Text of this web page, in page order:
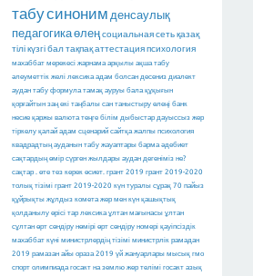
табусиноним денсаулық
педагогикаөлеңсоциальная сетьқазақ
тілікүзгі балтақпақаттестацияпсихология
махаббат мерекесі жарнама арқылы ақша табу
әлеуметтік желі лексика адам болсан десениз диалект
аудан табу формула тамақ ауруы бала құқығын
қорғайтын заң екі таңбалы сан таныстыру өлеңі банк
несие қаржы валюта теңге білім дыбыстар дауыссыз жер
тіркелу қалай адам сценарий сайтқа жалпы психология
квадрадтың ауданын табу жауаптары барма әдебиет
сақтардың өмір сүрген жылдары аудан дегеніміз не?
сақтар
өте тез керек өсиет. грант 2019 грант 2019-2020
толық тізімі грант 2019-2020 күн туралы сұрақ 70 пайыз
құйрықты жұлдыз комета жер мен күн қашықтық
қолданылу өрісі тар лексика ұлтан мағынасы ұлтан
сұлтан өрт сөндіру нөмірі өрт сөндіру номері қауіпсіздік
махаббат күні министрлердің тізімі министрлік рамадан
2019 рамазан айы ораза 2019 үй жануарлары мысық гмо
спорт олимпиада госакт на землю жер телімі госакт азық